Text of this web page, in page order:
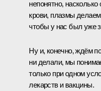
непонятно,
крови, плазмы
чтобы у нас был уже
Ну и, конечно, ждём
ни делали, мы
только при одном
лекарств и вакцины.